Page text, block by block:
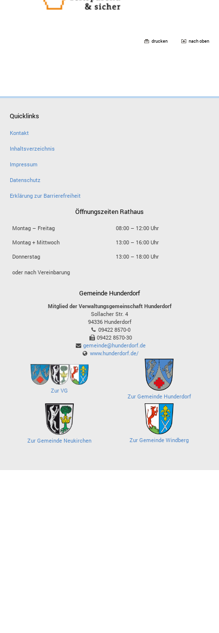
drucken nach oben
Quicklinks
Kontakt
Inhaltsverzeichnis
Impressum
Datenschutz
Erklärung zur Barrierefreiheit
Öffnungszeiten Rathaus
Montag – Freitag
08:00 – 12:00 Uhr
Montag + Mittwoch
13:00 – 16:00 Uhr
Donnerstag
13:00 – 18:00 Uhr
oder nach Vereinbarung
Gemeinde Hunderdorf
Mitglied der Verwaltungsgemeinschaft Hunderdorf
Sollacher Str. 4
94336 Hunderdorf
09422 8570-0
09422 8570-30
gemeinde@hunderdorf.de
www.hunderdorf.de/
Zur VG
Zur Gemeinde Hunderdorf
Zur Gemeinde Neukirchen Zur Gemeinde Windberg